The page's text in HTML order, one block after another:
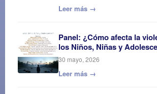
Leer más →
Panel: ¿Cómo afecta la
los Niños, Niñas y
30 mayo, 2026
Leer más →